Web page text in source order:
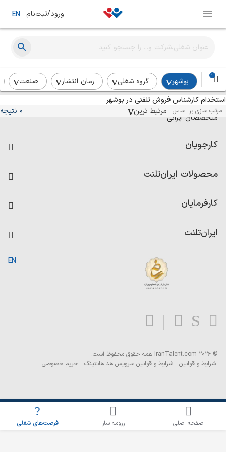
ورود/ثبت‌نام EN
1
بوشهر گروه شغلی زمان انتشار
صنعت
استخدام کارشناس فروش تلفنی در بوشهر
مرتب سازی بر اساس: مرتبط ترین 0 نتیجه
اطلاع‌رسانی شغلی را برای این جستجو فعال کنید
آگهی‌های استخدام و همکاری برای
متخصصان ایرانی
کارجویان
رزومه ساز
امتیاز شرکت‌ها
محصولات ایران‌تلنت
کاردیکس
کارفرمایان
ایران‌تلنت
بلاگ
EN
© 2026 IranTalent.com
همه حقوق محفوظ است.
شرایط و قوانین شرایط و قوانین سرویس هد هانتینگ حریم خصوصی
صفحه اصلی رزومه ساز فرصت‌های شغلی